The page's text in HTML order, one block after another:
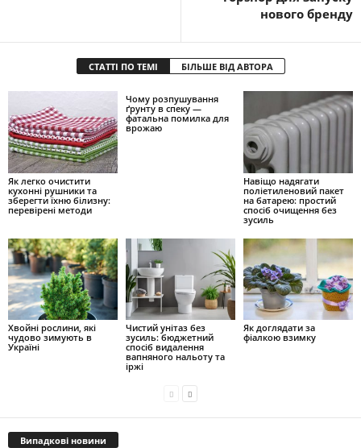
нового бренду
СТАТТІ ПО ТЕМІ БІЛЬШЕ ВІД АВТОРА
Як легко очистити
кухонні рушники та
зберегти їхню білизну:
перевірені методи
Чому розпушування
ґрунту в спеку —
фатальна помилка для
врожаю
Навіщо надягати
поліетиленовий пакет
на батарею: простий
спосіб очищення без
зусиль
Хвойні рослини, які
чудово зимують в
Україні
Чистий унітаз без
зусиль: бюджетний
спосіб видалення
вапняного нальоту та
іржі
Як доглядати за
фіалкою взимку
Випадкові новини